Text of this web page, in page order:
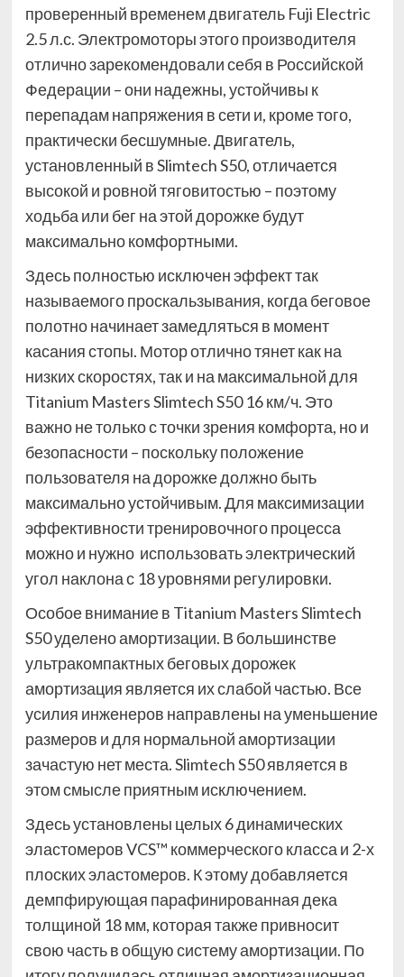
проверенный временем двигатель Fuji Electric
2.5 л.с. Электромоторы этого производителя
отлично зарекомендовали себя в Российской
Федерации – они надежны, устойчивы к
перепадам напряжения в сети и, кроме того,
практически бесшумные. Двигатель,
установленный в Slimtech S50, отличается
высокой и ровной тяговитостью – поэтому
ходьба или бег на этой дорожке будут
максимально комфортными.
Здесь полностью исключен эффект так
называемого проскальзывания, когда беговое
полотно начинает замедляться в момент
касания стопы. Мотор отлично тянет как на
низких скоростях, так и на максимальной для
Titanium Masters Slimtech S50 16 км/ч. Это
важно не только с точки зрения комфорта, но и
безопасности – поскольку положение
пользователя на дорожке должно быть
максимально устойчивым. Для максимизации
эффективности тренировочного процесса
можно и нужно использовать электрический
угол наклона с 18 уровнями регулировки.
Особое внимание в Titanium Masters Slimtech
S50 уделено амортизации. В большинстве
ультракомпактных беговых дорожек
амортизация является их слабой частью. Все
усилия инженеров направлены на уменьшение
размеров и для нормальной амортизации
зачастую нет места. Slimtech S50 является в
этом смысле приятным исключением.
Здесь установлены целых 6 динамических
эластомеров VCS™ коммерческого класса и 2-х
плоских эластомеров. К этому добавляется
демпфирующая парафинированная дека
толщиной 18 мм, которая также привносит
свою часть в общую систему амортизации. По